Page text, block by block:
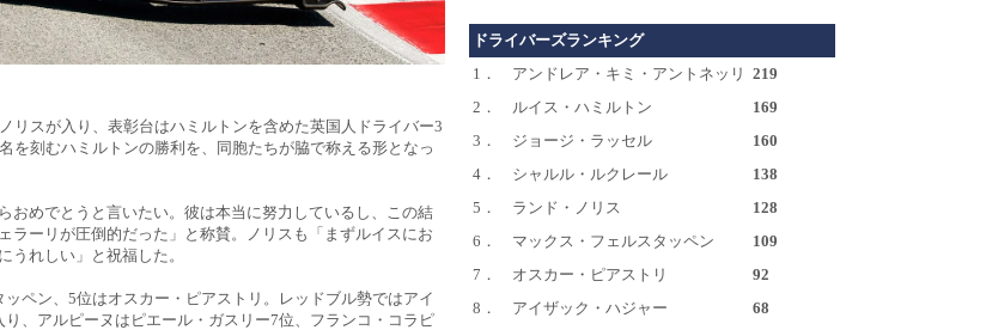
リスが入り、表彰台はハミルトンを含めた英国人ドライバー3
を刻むハミルトンの勝利を、同胞たちが脇で称える形となっ
おめでとうと言いたい。彼は本当に努力しているし、この結
ラーリが圧倒的だった」と称賛。ノリスも「まずルイスにお
うれしい」と祝福した。
ペン、5位はオスカー・ピアストリ。レッドブル勢ではアイ
、アルピーヌはピエール・ガスリー7位、フランコ・コラピ
ドライバーズランキング
1．
アンドレア・キミ・アントネッリ 219
2．
ルイス・ハミルトン
169
3．
ジョージ・ラッセル
160
4．
シャルル・ルクレール
138
5．
ランド・ノリス
128
6．
マックス・フェルスタッペン
109
7．
オスカー・ピアストリ
92
8．
アイザック・ハジャー
68